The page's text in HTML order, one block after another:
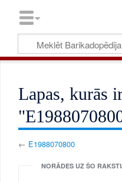
Lapas, kurās
← E1988070800
NORĀDES UZ ŠO